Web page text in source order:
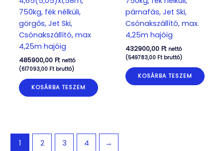
750kg, fék nélküli,
görgős, Jet Ski,
Csónakszállító, max
4,25m hajóig
485900,00 Ft nettó
(617093,00 Ftbruttó)
KOSÁRBA TESZEM
párnafás, Jet Ski,
Csónakszállító, max.
4,25m hajóig
432900,00 Ft nettó
(549783,00 Ftbruttó)
KOSÁRBA TESZEM
1 2 3 4 →